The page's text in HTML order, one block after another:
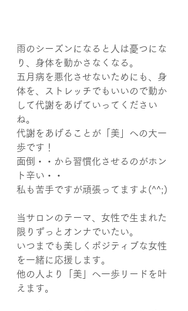
雨のシーズンになると人は憂つにな
り、身体を動かさなくなる。
五月病を悪化させないためにも、身
体を、ストレッチでもいいので動か
して代謝をあげていってください
ね。
代謝をあげることが「美」への大一
歩です！
面倒・・から習慣化させるのがホン
ト辛い・・
私も苦手ですが頑張ってますよ(^^;)
当サロンのテーマ、女性で生まれた
限りずっとオンナでいたい。
いつまでも美しくポジティブな女性
を一緒に応援します。
他の人より「美」へ一歩リードを叶
えます。